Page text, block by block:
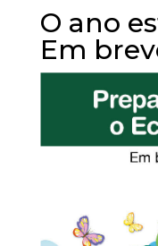
O ano
Em